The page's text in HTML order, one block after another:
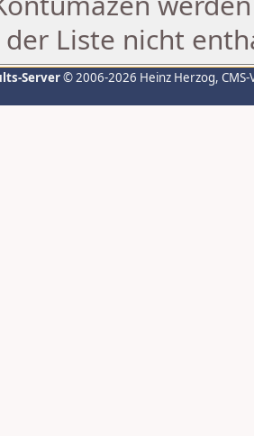
Liste nicht
Server© 2006-2026 Heinz Herzog,